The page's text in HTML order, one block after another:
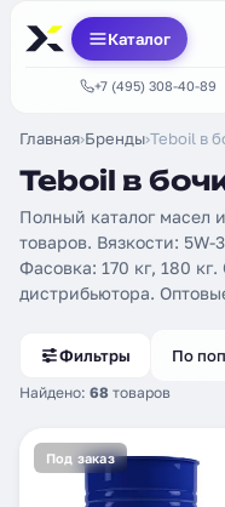
Каталог
+7 (495) 308-40-89
Главная›Бренды›Teboil в
Teboil в
Полный каталог масел
товаров. Вязкости: 5W-
Фасовка: 170 кг, 180
дистрибьютора.
Фильтры
Найдено: 68 товаров
По
Под заказ